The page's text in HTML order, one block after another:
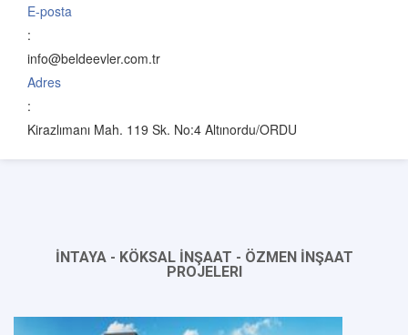
E-posta
:
info@beldeevler.com.tr
Adres
:
Kirazlımanı Mah. 119 Sk. No:4 Altınordu/ORDU
İNTAYA - KÖKSAL İNŞAAT - ÖZMEN İNŞAAT
PROJELERI